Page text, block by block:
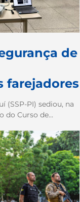
de
farejadores
(SSP-PI) sediou, na
do Curso de...